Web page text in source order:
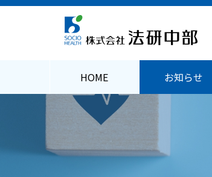
HOME お知らせ